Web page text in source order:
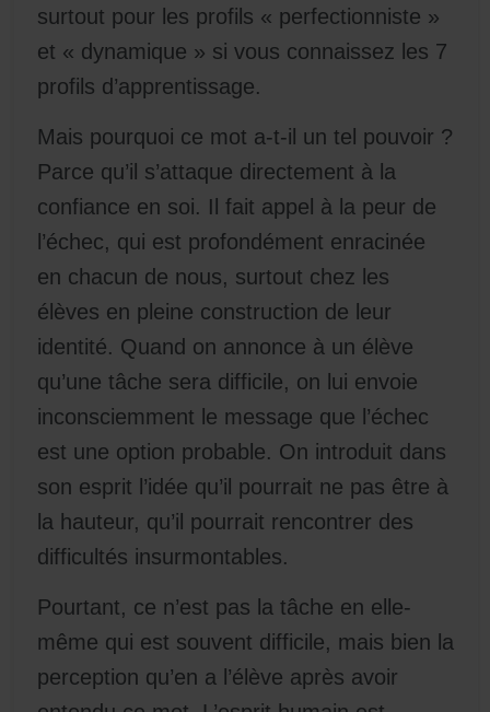
surtout pour les profils « perfectionniste »
et « dynamique » si vous connaissez les 7
profils d’apprentissage.
Mais pourquoi ce mot a-t-il un tel pouvoir ?
Parce qu’il s’attaque directement à la
confiance en soi. Il fait appel à la peur de
l’échec, qui est profondément enracinée
en chacun de nous, surtout chez les
élèves en pleine construction de leur
identité. Quand on annonce à un élève
qu’une tâche sera difficile, on lui envoie
inconsciemment le message que l’échec
est une option probable. On introduit dans
son esprit l’idée qu’il pourrait ne pas être à
la hauteur, qu’il pourrait rencontrer des
difficultés insurmontables.
Pourtant, ce n’est pas la tâche en elle-
même qui est souvent difficile, mais bien la
perception qu’en a l’élève après avoir